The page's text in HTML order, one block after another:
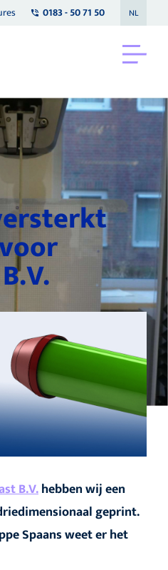
0183 - 50 71 50 NL
B.V.hebben wij een
geprint.
Spaans weet er het